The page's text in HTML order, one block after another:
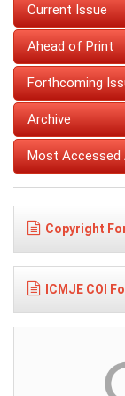
Current Issue
Ahead of Print
Forthcoming
Archive
Most Accessed
Copyright
ICMJE COI